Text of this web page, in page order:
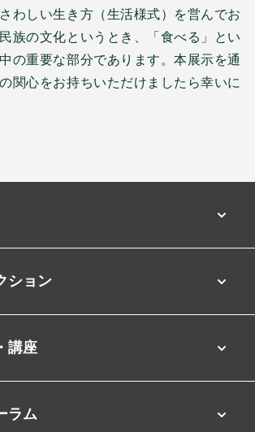
わしい生き方（生活様式）を営んでお
族の文化というとき、「食べる」とい
の重要な部分であります。本展示を通
関心をお持ちいただけましたら幸いに
ション
講座
ラム